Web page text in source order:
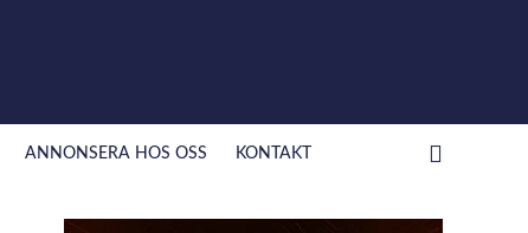
ANNONSERA HOS OSS KONTAKT